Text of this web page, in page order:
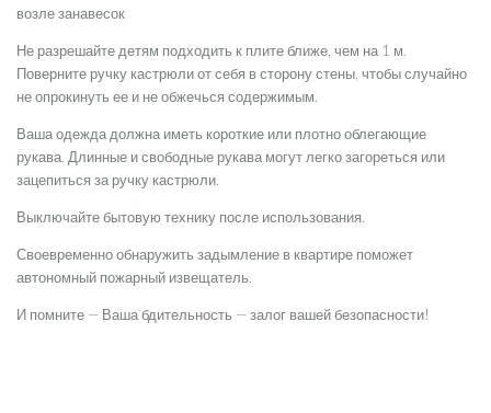
возле занавесок
Не разрешайте детям подходить к плите ближе, чем на 1 м.
Поверните ручку кастрюли от себя в сторону стены, чтобы случайно
не опрокинуть ее и не обжечься содержимым.
Ваша одежда должна иметь короткие или плотно облегающие
рукава. Длинные и свободные рукава могут легко загореться или
зацепиться за ручку кастрюли.
Выключайте бытовую технику после использования.
Своевременно обнаружить задымление в квартире поможет
автономный пожарный извещатель.
И помните — Ваша бдительность — залог вашей безопасности!